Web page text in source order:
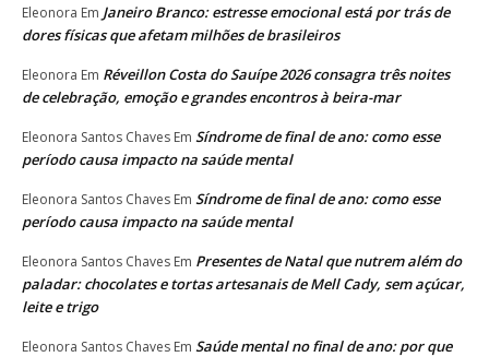
Eleonora Em Janeiro Branco: estresse emocional está por trás de
dores físicas que afetam milhões de brasileiros
Eleonora Em Réveillon Costa do Sauípe 2026 consagra três noites
de celebração, emoção e grandes encontros à beira-mar
Eleonora Santos Chaves Em Síndrome de final de ano: como esse
período causa impacto na saúde mental
Eleonora Santos Chaves Em Síndrome de final de ano: como esse
período causa impacto na saúde mental
Eleonora Santos Chaves Em Presentes de Natal que nutrem além do
paladar: chocolates e tortas artesanais de Mell Cady, sem açúcar,
leite e trigo
Eleonora Santos Chaves Em Saúde mental no final de ano: por que